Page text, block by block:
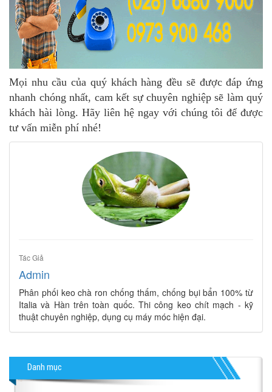
Mọi nhu cầu của quý khách hàng đều sẽ được đáp ứng
nhanh chóng nhất, cam kết sự chuyên nghiệp sẽ làm quý
khách hài lòng. Hãy liên hệ ngay với chúng tôi để được
tư vấn miễn phí nhé!
Tác Giả
Admin
Phân phối keo chà ron chống thấm, chống bụi bẩn 100% từ
Italia và Hàn trên toàn quốc. Thi công keo chít mạch - kỹ
thuật chuyên nghiệp, dụng cụ máy móc hiện đại.
Danh mục